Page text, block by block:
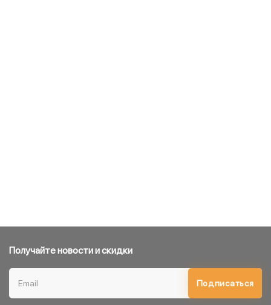
Получайте новости и скидки
Подписаться